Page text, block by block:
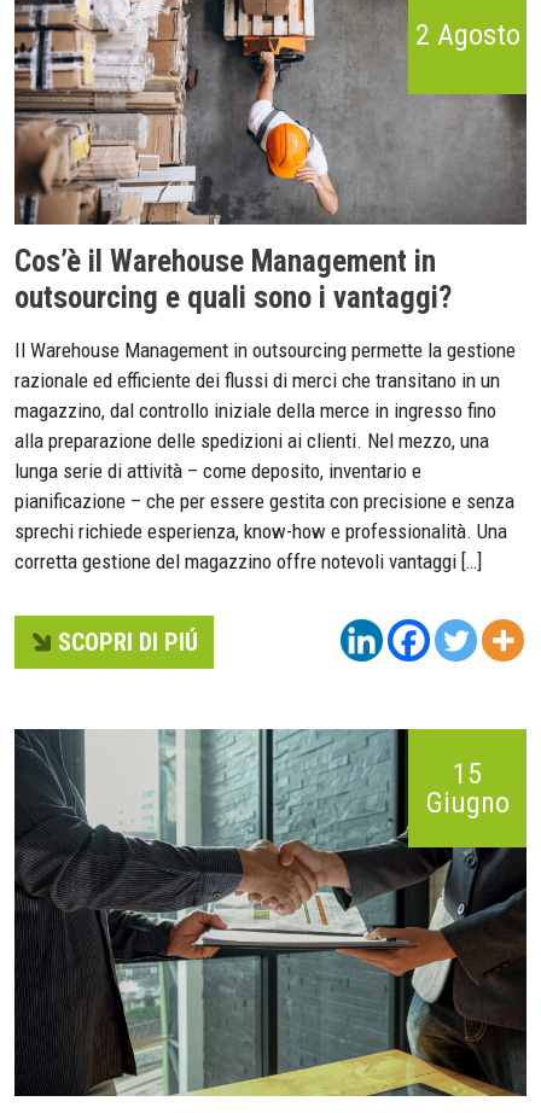
2 Agosto
Cos’è il Warehouse Management in
outsourcing e quali sono i vantaggi?
Il Warehouse Management in outsourcing permette la gestione
razionale ed efficiente dei flussi di merci che transitano in un
magazzino, dal controllo iniziale della merce in ingresso fino
alla preparazione delle spedizioni ai clienti. Nel mezzo, una
lunga serie di attività – come deposito, inventario e
pianificazione – che per essere gestita con precisione e senza
sprechi richiede esperienza, know-how e professionalità. Una
corretta gestione del magazzino offre notevoli vantaggi […]
SCOPRI DI PIÚ
15
Giugno